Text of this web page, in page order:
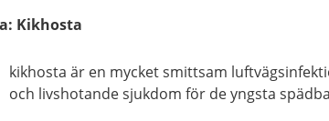
Kikhosta
kikhosta är en mycket smittsam
och livshotande sjukdom för de yngsta